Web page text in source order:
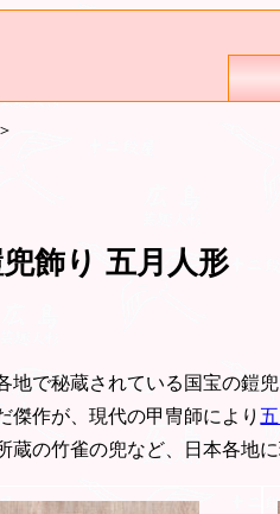
＞
飾り 五月人形
地で秘蔵されている国宝の鎧
傑作が、現代の甲冑師により
蔵の竹雀の兜など、日本各地